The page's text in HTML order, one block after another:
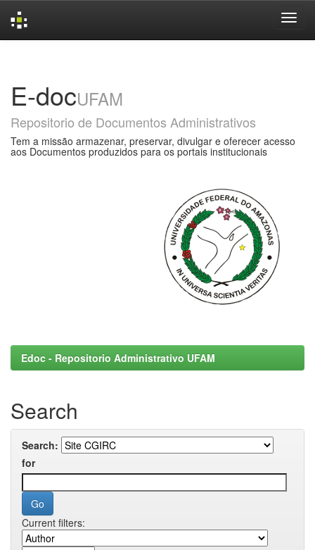
E-docUFAM
Repositorio de Documentos Administrativos
Tem a missão armazenar, preservar, divulgar e oferecer acesso
aos Documentos produzidos para os portais institucionais
Edoc - Repositorio Administrativo UFAM
Search
Search:
for
Current filters: